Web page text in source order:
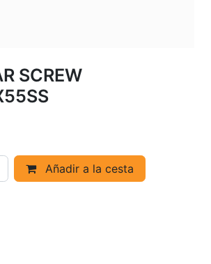
SCREW
Añadir a la cesta